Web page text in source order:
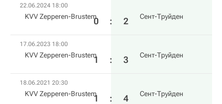
22.06.2024 18:00
KVV Zepperen-Brustem0 : 2 Сент-Труйден
17.06.2023 18:00
KVV Zepperen-Brustem
1 : 3 Сент-Труйден
18.06.2021 20:30
KVV Zepperen-Brustem
1 : 4 Сент-Труйден